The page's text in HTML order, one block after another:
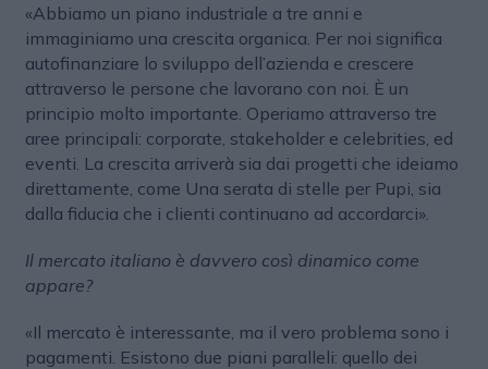
«Abbiamo un piano industriale a tre anni e
immaginiamo una crescita organica. Per noi significa
autofinanziare lo sviluppo dell’azienda e crescere
attraverso le persone che lavorano con noi. È un
principio molto importante. Operiamo attraverso tre
aree principali: corporate, stakeholder e celebrities, ed
eventi. La crescita arriverà sia dai progetti che ideiamo
direttamente, come Una serata di stelle per Pupi, sia
dalla fiducia che i clienti continuano ad accordarci».
Il mercato italiano è davvero così dinamico come
appare?
«Il mercato è interessante, ma il vero problema sono i
pagamenti. Esistono due piani paralleli: quello dei